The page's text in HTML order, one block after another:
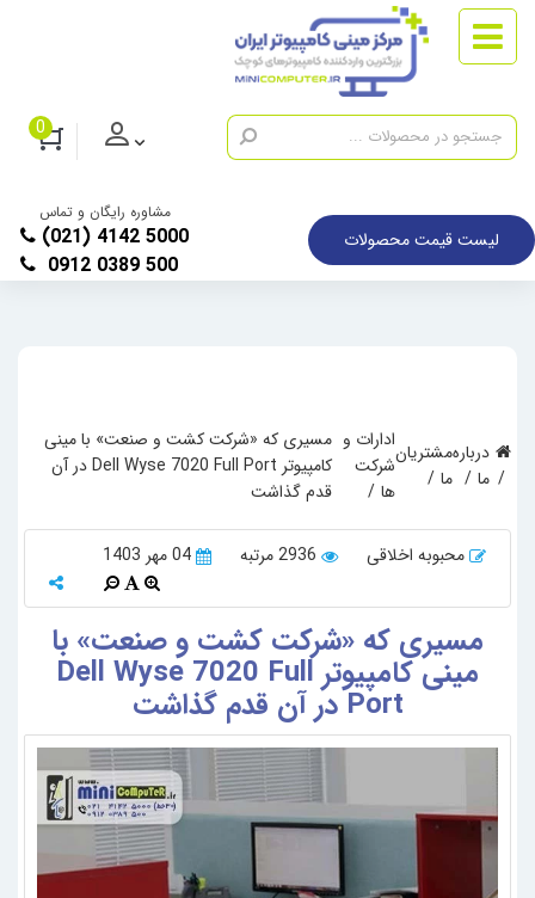
0
لیست قیمت محصولات
مشاوره رایگان و تماس
(021) 4142 5000
0912 0389 500
درباره
ما
مشتریان
ما
ادارات و
شرکت
ها
مسیری که «شرکت کشت و صنعت» با مینی
کامپیوتر Dell Wyse 7020 Full Port در آن
قدم گذاشت
محبوبه اخلاقی 2936 مرتبه 04 مهر 1403
مسیری که «شرکت کشت و صنعت» با
مینی کامپیوتر Dell Wyse 7020 Full
Port در آن قدم گذاشت